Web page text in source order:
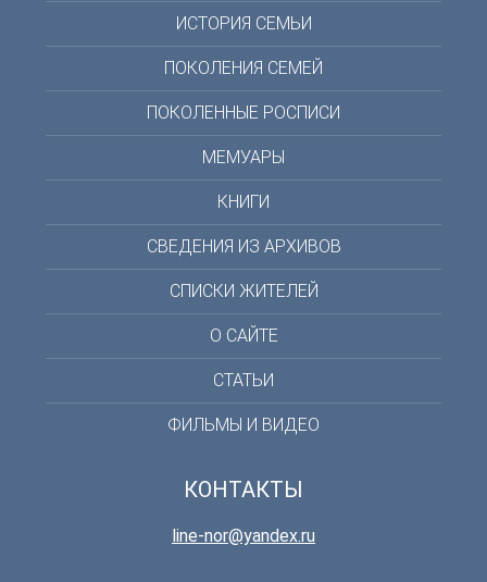
ИСТОРИЯ СЕМЬИ
ПОКОЛЕНИЯ СЕМЕЙ
ПОКОЛЕННЫЕ РОСПИСИ
МЕМУАРЫ
КНИГИ
СВЕДЕНИЯ ИЗ АРХИВОВ
СПИСКИ ЖИТЕЛЕЙ
О САЙТЕ
СТАТЬИ
ФИЛЬМЫ И ВИДЕО
КОНТАКТЫ
line-nor@yandex.ru